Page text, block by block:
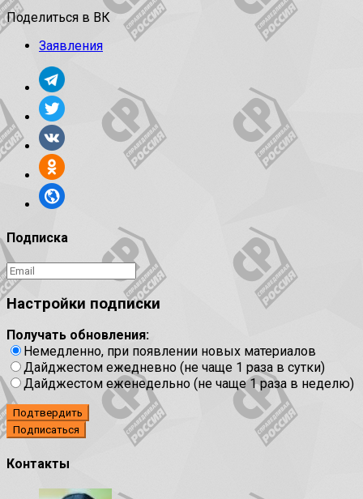
Поделиться в ВК
Заявления
Подписка
Настройки подписки
Получать обновления:
Немедленно, при появлении новых материалов
Дайджестом ежедневно (не чаще 1 раза в сутки)
Дайджестом еженедельно (не чаще 1 раза в неделю)
Подтвердить
Контакты